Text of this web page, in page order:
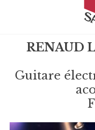
RENAUD
Guitare